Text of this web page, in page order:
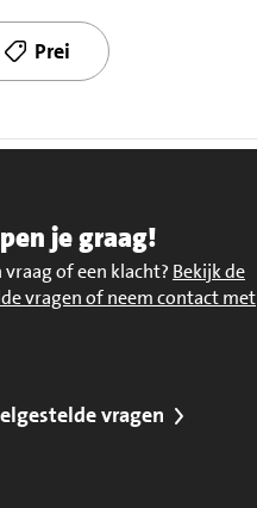
Prei
je graag!
vraag of een klacht? Bekijk de
vragen of neem contact met
vragen